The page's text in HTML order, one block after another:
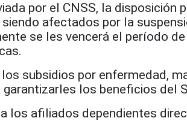
por el CNSS, la disposición
afectados por la
se les vencerá el período de
subsidios por enfermedad,
los beneficios del
los afiliados dependientes